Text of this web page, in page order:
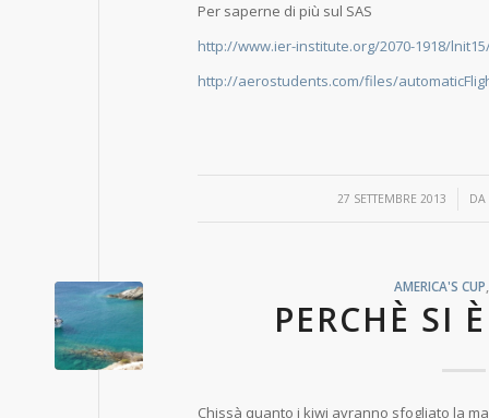
Per saperne di più sul SAS
http://www.ier-institute.org/2070-1918/
http://aerostudents.com/files/
27 SETTEMBRE 2013
/ DA
AMERICA'S CUP
PERCHÈ SI
Chissà quanto i kiwi avranno sfogliato la